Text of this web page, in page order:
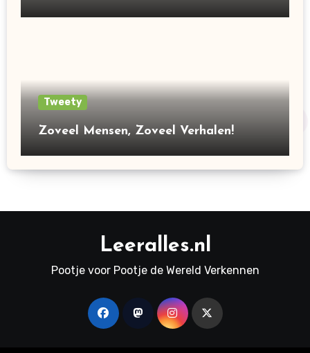
Tweety
Zoveel Mensen, Zoveel Verhalen!
Leeralles.nl
Pootje voor Pootje de Wereld Verkennen